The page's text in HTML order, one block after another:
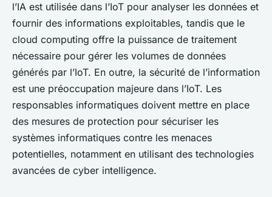
l’IA est utilisée dans l’IoT pour analyser les données et
fournir des informations exploitables, tandis que le
cloud computing offre la puissance de traitement
nécessaire pour gérer les volumes de données
générés par l’IoT. En outre, la sécurité de l’information
est une préoccupation majeure dans l’IoT. Les
responsables informatiques doivent mettre en place
des mesures de protection pour sécuriser les
systèmes informatiques contre les menaces
potentielles, notamment en utilisant des technologies
avancées de cyber intelligence.